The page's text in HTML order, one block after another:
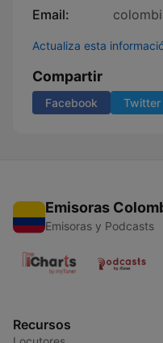
Email:
Actualiza esta
Compartir
Facebook Twitter
Emisoras
Emisoras y Podcasts
Recursos